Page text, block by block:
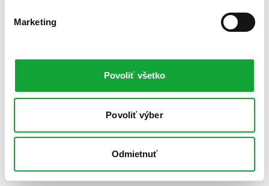
Marketing
Povoliť všetko
Povoliť výber
Odmietnuť